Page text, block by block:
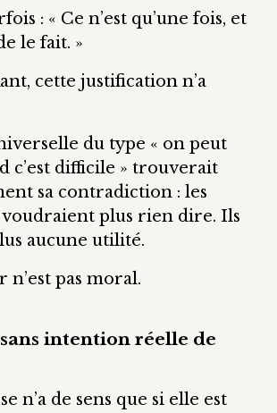
: « Ce n’est qu’une fois, et
le fait. »
cette justification n’a
du type « on peut
c’est difficile » trouverait
sa contradiction : les
voudraient plus rien dire. Ils
aucune utilité.
pas moral.
intention réelle de
n’a de sens que si elle est